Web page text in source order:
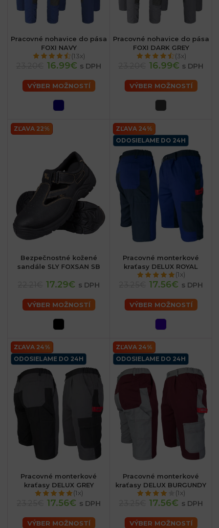
Pracovné nohavice do pása
FOXI NAVY
(13x)
16.99€ s DPH
VÝBER MOŽNOSTÍ
Pracovné nohavice do pása
FOXI DARK GREY
(3x)
16.99€ s DPH
VÝBER MOŽNOSTÍ
ZĽAVA 22%
Bezpečnostné kožené
sandále SLY FOXSAN SB
17.29€ s DPH
VÝBER MOŽNOSTÍ
ZĽAVA 24%
ODOSIELAME DO 24H
Pracovné monterkové
kraťasy DELUX ROYAL
(1x)
17.56€ s DPH
VÝBER MOŽNOSTÍ
ZĽAVA 24%
ODOSIELAME DO 24H
Pracovné monterkové
kraťasy DELUX GREY
(1x)
17.56€ s DPH
VÝBER MOŽNOSTÍ
ZĽAVA 24%
ODOSIELAME DO 24H
Pracovné monterkové
kraťasy DELUX BURGUNDY
(1x)
17.56€ s DPH
VÝBER MOŽNOSTÍ